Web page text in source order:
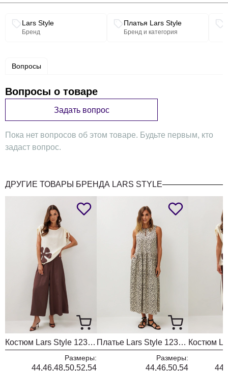
Связанные разделы каталога
Lars Style
Бренд
Платья Lars Style
Бренд и категория
Вопросы
Вопросы о товаре
Задать вопрос
Пока нет вопросов об этом товаре. Будьте первым, кто
задаст вопрос.
ДРУГИЕ ТОВАРЫ БРЕНДА LARS STYLE
Костюм Lars Style 1237 шоколадный+молочный
Размеры:
44,46,48,50,52,54
Платье Lars Style 1233-1 жемчужный+черный
Размеры:
44,46,50,54